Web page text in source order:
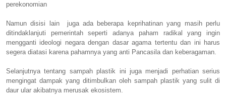
perekonomian
Namun disisi lain juga ada beberapa keprihatinan yang masih perlu
ditindaklanjuti pemerintah seperti adanya paham radikal yang ingin
mengganti ideologi negara dengan dasar agama tertentu dan ini harus
segera diatasi karena pahamnya yang anti Pancasila dan keberagaman.
Selanjutnya tentang sampah plastik ini juga menjadi perhatian serius
mengingat dampak yang ditimbulkan oleh sampah plastik yang sulit di
daur ular akibatnya merusak ekosistem.